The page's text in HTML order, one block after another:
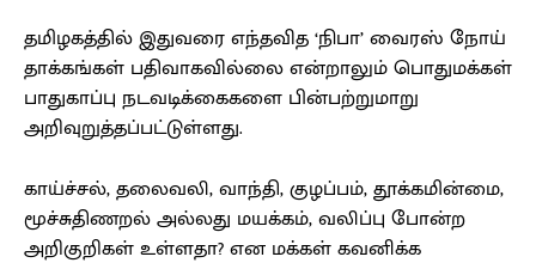
தமிழகத்தில் இதுவரை எந்தவித ‘நிபா’ வைரஸ் நோய்
தாக்கங்கள் பதிவாகவில்லை என்றாலும் பொதுமக்கள்
பாதுகாப்பு நடவடிக்கைகளை பின்பற்றுமாறு
அறிவுறுத்தப்பட்டுள்ளது.
காய்ச்சல், தலைவலி, வாந்தி, குழப்பம், தூக்கமின்மை,
மூச்சுதிணறல் அல்லது மயக்கம், வலிப்பு போன்ற
அறிகுறிகள் உள்ளதா? என மக்கள் கவனிக்க